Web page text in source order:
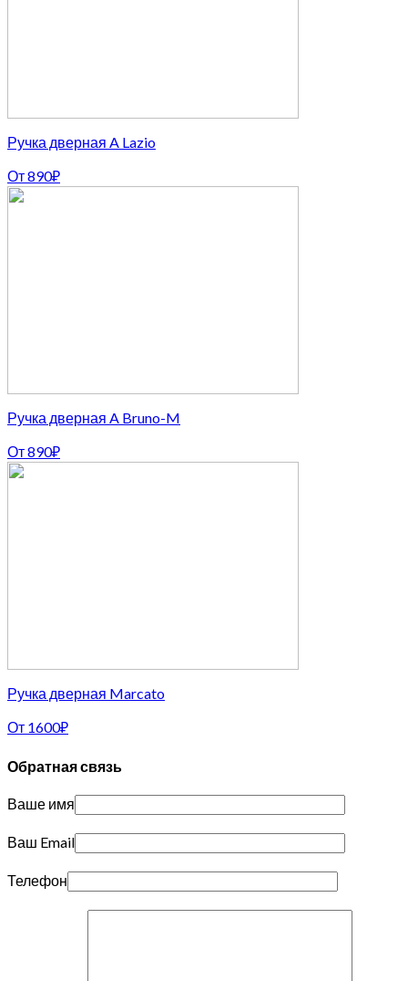
Ручка дверная A Lazio
От890₽
Ручка дверная A Bruno-M
От890₽
Ручка дверная Marcato
От 1600₽
Обратная связь
Ваше имя
Ваш Email
Телефон